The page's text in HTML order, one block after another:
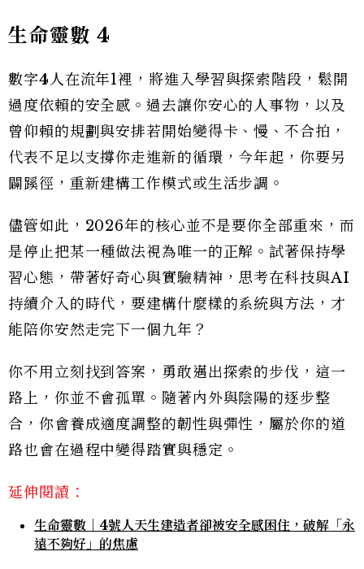
生命靈數 4
數字4人在流年1裡，將進入學習與探索階段，鬆開
過度依賴的安全感。過去讓你安心的人事物，以及
曾仰賴的規劃與安排若開始變得卡、慢、不合拍，
代表不足以支撐你走進新的循環，今年起，你要另
闢蹊徑，重新建構工作模式或生活步調。
儘管如此，2026年的核心並不是要你全部重來，而
是停止把某一種做法視為唯一的正解。試著保持學
習心態，帶著好奇心與實驗精神，思考在科技與AI
持續介入的時代，要建構什麼樣的系統與方法，才
能陪你安然走完下一個九年？
你不用立刻找到答案，勇敢邁出探索的步伐，這一
路上，你並不會孤單。隨著內外與陰陽的逐步整
合，你會養成適度調整的韌性與彈性，屬於你的道
路也會在過程中變得踏實與穩定。
延伸閱讀：
生命靈數｜4號人天生建造者卻被安全感困住，破解「永
遠不夠好」的焦慮